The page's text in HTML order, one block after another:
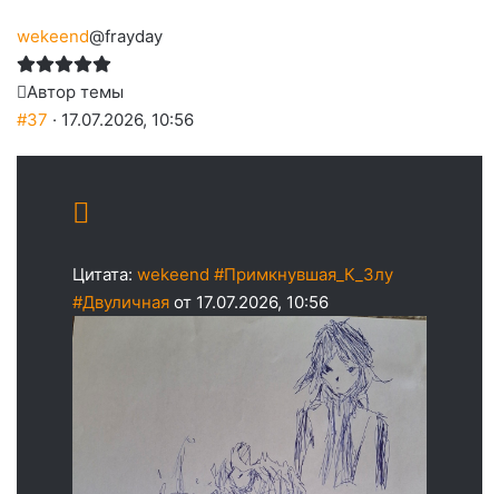
wekeend@frayday
Автор темы
#37 · 17.07.2026, 10:56
Цитата: wekeend #Примкнувшая_К_Злу
#Двуличная от 17.07.2026, 10:56